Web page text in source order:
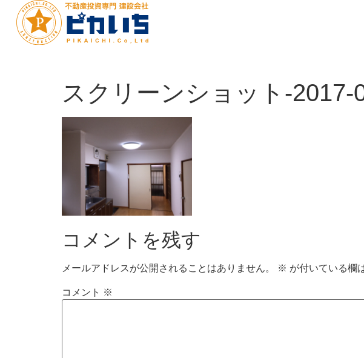
スクリーンショット-2017-
コメントを残す
メールアドレスが公開されることはありません。 ※ が付いている欄
コメント ※